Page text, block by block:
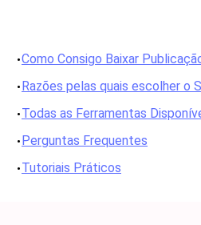
Como Consigo Baixar
Razões pelas quais escolher o
Todas as Ferramentas
Perguntas Frequentes
Tutoriais Práticos